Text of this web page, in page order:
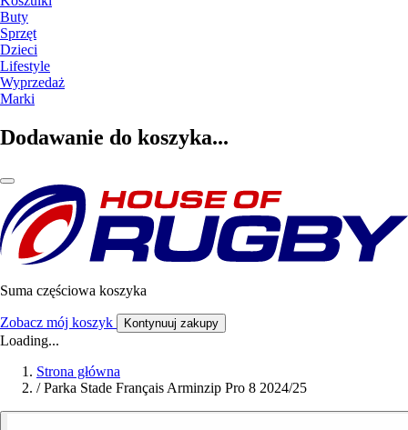
Buty
Sprzęt
Dzieci
Lifestyle
Wyprzedaż
Marki
Dodawanie do koszyka...
Suma częściowa koszyka
Zobacz mój koszyk Kontynuuj zakupy
Loading...
Strona główna
/ Parka Stade Français Arminzip Pro 8 2024/25